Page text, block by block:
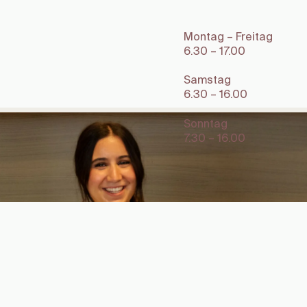
Montag – Freitag
6.30 – 17.00
Samstag
6.30 – 16.00
Sonntag
7.30 – 16.00